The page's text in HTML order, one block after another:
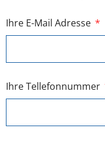
Ihre E-Mail Adresse
Ihre Tellefonnummer